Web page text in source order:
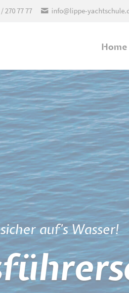
270 77 77 info@lippe-
Home
auf's Wasser!